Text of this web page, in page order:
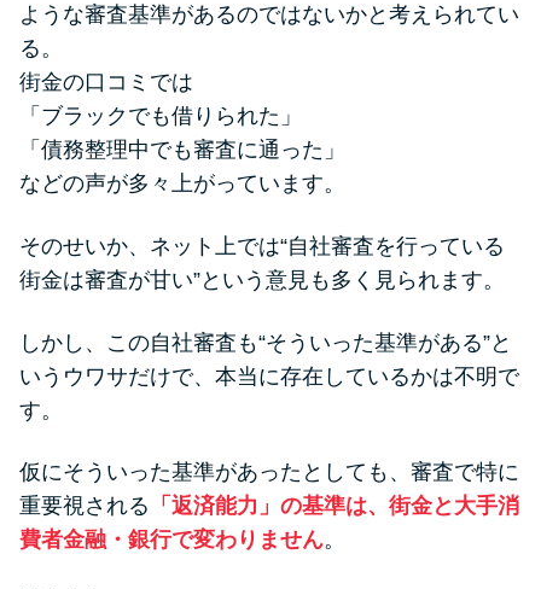
ような審査基準があるのではないかと考えられてい
る。
街金の口コミでは
「ブラックでも借りられた」
「債務整理中でも審査に通った」
などの声が多々上がっています。
そのせいか、ネット上では“自社審査を行っている
街金は審査が甘い”という意見も多く見られます。
しかし、この自社審査も“そういった基準がある”と
いうウワサだけで、本当に存在しているかは不明で
す。
仮にそういった基準があったとしても、審査で特に
重要視される 「返済能力」の基準は、街金と大手消
費者金融・銀行で変わりません。